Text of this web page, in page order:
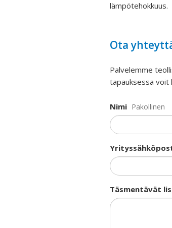
lämpötehokkuus.
Ota
Palvelemme
tapauksessa voit
Nimi Pakollinen
Täsmentävät